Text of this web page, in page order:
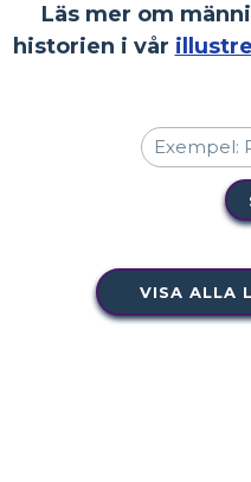
Läs mer om
historien i vår
VISA ALLA